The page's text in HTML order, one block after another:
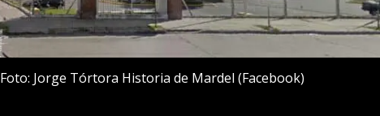
Foto: Jorge Tórtora Historia de Mardel (Facebook)